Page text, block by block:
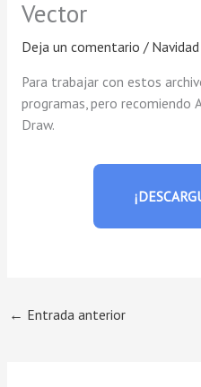
Vector
Deja un comentario / Navidad
Para trabajar con estos
programas, pero
Draw.
← Entrada anterior